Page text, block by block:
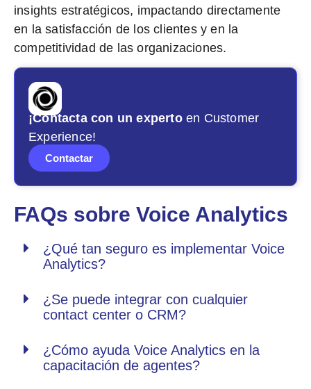
insights estratégicos, impactando directamente
en la satisfacción de los clientes y en la
competitividad de las organizaciones.
¡Contacta con un expertoen Customer
Experience!
Contactar
FAQs sobre Voice Analytics
¿Qué tan seguro es implementar Voice
Analytics?
¿Se puede integrar con cualquier
contact center o CRM?
¿Cómo ayuda Voice Analytics en la
capacitación de agentes?